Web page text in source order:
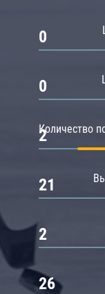
0
0
Количество
2
21
2
26